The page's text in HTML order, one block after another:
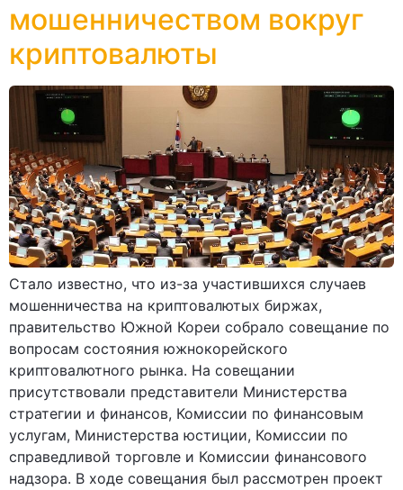
мошенничеством вокруг
криптовалюты
Стало известно, что из-за участившихся случаев
мошенничества на криптовалютых биржах,
правительство Южной Кореи собрало совещание по
вопросам состояния южнокорейского
криптовалютного рынка. На совещании
присутствовали представители Министерства
стратегии и финансов, Комиссии по финансовым
услугам, Министерства юстиции, Комиссии по
справедливой торговле и Комиссии финансового
надзора. В ходе совещания был рассмотрен проект